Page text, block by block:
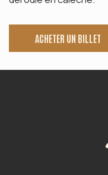
ACHETER UN BILLET